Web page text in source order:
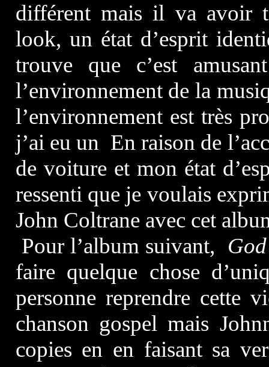
différent mais il va avoir
look, un état d’esprit
trouve que c’est
l’environnement de la
l’environnement est très
j’ai eu un En raison de
de voiture et mon état
ressenti que je voulais
John Coltrane avec cet
Pour l’album suivant,
faire quelque chose
personne reprendre cette
chanson gospel mais
copies en en faisant sa